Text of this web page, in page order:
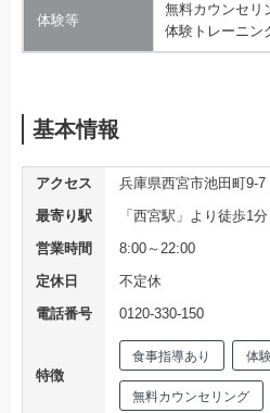
体験等
無料カウンセリ
体験トレーニン
基本情報
アクセス
兵庫県西宮市池田町9-
最寄り駅
「西宮駅」より徒歩1分
営業時間
8:00～22:00
定休日
不定休
電話番号
0120-330-150
特徴
食事指導あり 体
無料カウンセリング